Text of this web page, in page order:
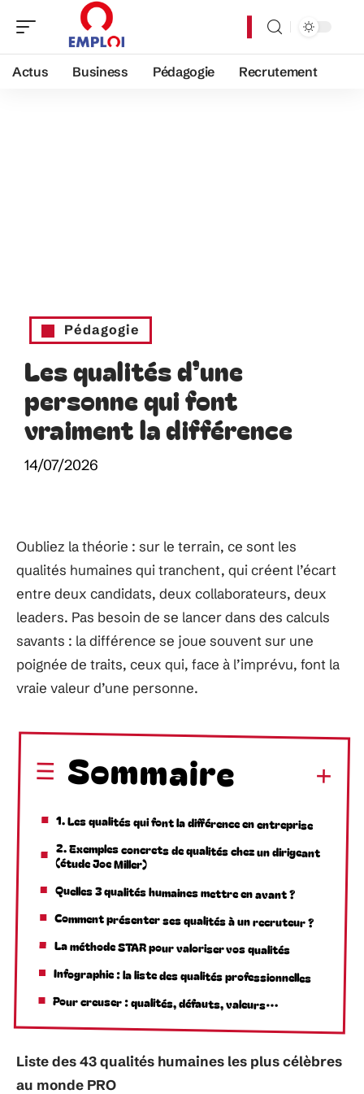
Actus Business Pédagogie Recrutement
Pédagogie
Les qualités d’une
personne qui font
vraiment la différence
14/07/2026
Oubliez la théorie : sur le terrain, ce sont les
qualités humaines qui tranchent, qui créent l’écart
entre deux candidats, deux collaborateurs, deux
leaders. Pas besoin de se lancer dans des calculs
savants : la différence se joue souvent sur une
poignée de traits, ceux qui, face à l’imprévu, font la
vraie valeur d’une personne.
Sommaire
1. Les qualités qui font la différence en entreprise
2. Exemples concrets de qualités chez un dirigeant
(étude Joe Miller)
Quelles 3 qualités humaines mettre en avant ?
Comment présenter ses qualités à un recruteur ?
La méthode STAR pour valoriser vos qualités
Infographie : la liste des qualités professionnelles
Pour creuser : qualités, défauts, valeurs…
Liste des 43 qualités humaines les plus célèbres
au monde PRO